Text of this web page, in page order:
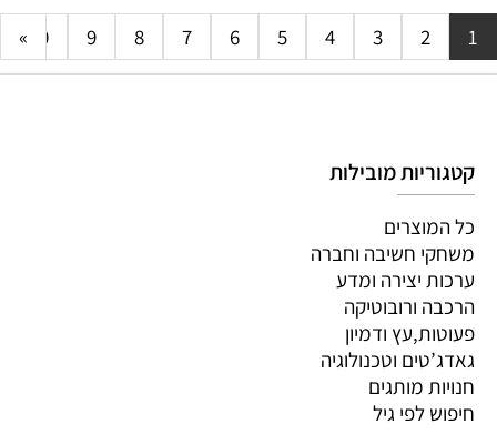
1
2
3
4
5
6
7
8
9
10
»
קטגוריות מובילות
כל המוצרים
משחקי חשיבה וחברה
ערכות יצירה ומדע
הרכבה ורובוטיקה
פעוטות,עץ ודמיון
גאדג’טים וטכנולוגיה
חנויות מותגים
חיפוש לפי גיל